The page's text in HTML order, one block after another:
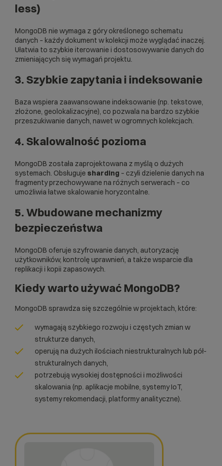
less)
MongoDB nie wymaga z góry określonego schematu
danych – każdy dokument w kolekcji może wyglądać inaczej.
Ułatwia to szybkie iterowanie i dostosowywanie danych do
zmieniających się wymagań projektu.
3. Szybkie zapytania i indeksowanie
Baza wspiera zaawansowane indeksowanie (np. tekstowe,
złożone, geolokalizacyjne), co pozwala na bardzo szybkie
przeszukiwanie danych, nawet w ogromnych kolekcjach.
4. Skalowalność pozioma
MongoDB została zaprojektowana z myślą o dużych
systemach. Obsługuje sharding – czyli dzielenie danych na
fragmenty przechowywane na różnych serwerach – co
umożliwia łatwe skalowanie horyzontalne.
5. Wbudowane mechanizmy
bezpieczeństwa
MongoDB oferuje szyfrowanie danych, autoryzację
użytkowników, kontrolę uprawnień, a także wsparcie dla
replikacji i kopii zapasowych.
Kiedy warto używać MongoDB?
MongoDB sprawdza się szczególnie w projektach, które:
wymagają szybkiego rozwoju i częstych zmian w
strukturze danych,
operują na dużych ilościach niestrukturalnych lub pół-
strukturalnych danych,
potrzebują wysokiej dostępności i możliwości
skalowania (np. aplikacje mobilne, systemyIoT,
systemy rekomendacji, platformy analityczne).